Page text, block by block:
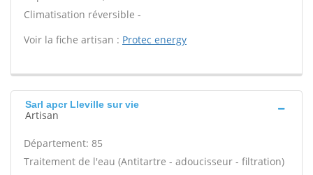
Climatisation réversible -
Voir la fiche artisan : Protec energy
Sarl apcr Lleville sur vie
Artisan
Département: 85
Traitement de l'eau (Antitartre - adoucisseur - filtration)